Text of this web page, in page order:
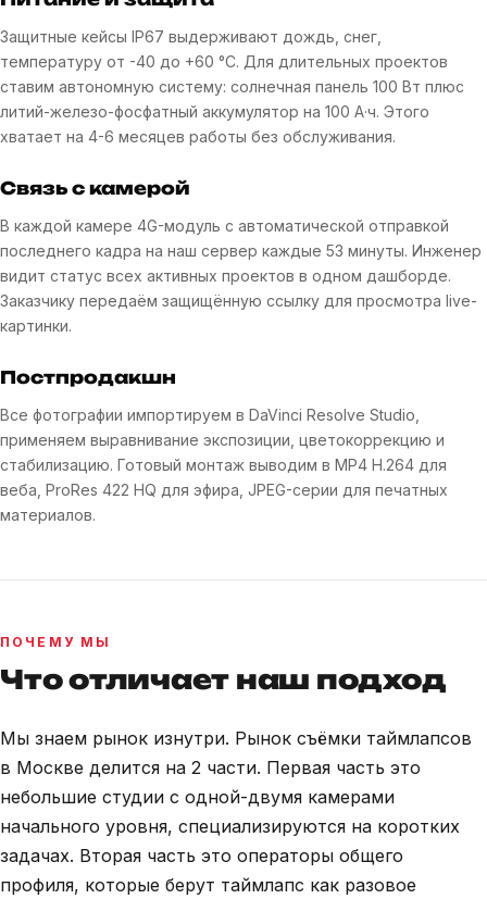
Защитные кейсы IP67 выдерживают дождь, снег,
температуру от -40 до +60 °C. Для длительных проектов
ставим автономную систему: солнечная панель 100 Вт плюс
литий-железо-фосфатный аккумулятор на 100 А·ч. Этого
хватает на 4-6 месяцев работы без обслуживания.
Связь с камерой
В каждой камере 4G-модуль с автоматической отправкой
последнего кадра на наш сервер каждые 53 минуты. Инженер
видит статус всех активных проектов в одном дашборде.
Заказчику передаём защищённую ссылку для просмотра live-
картинки.
Постпродакшн
Все фотографии импортируем в DaVinci Resolve Studio,
применяем выравнивание экспозиции, цветокоррекцию и
стабилизацию. Готовый монтаж выводим в MP4 H.264 для
веба, ProRes 422 HQ для эфира, JPEG-серии для печатных
материалов.
ПОЧЕМУ МЫ
Что отличает наш подход
Мы знаем рынок изнутри. Рынок съёмки таймлапсов
в Москве делится на 2 части. Первая часть это
небольшие студии с одной-двумя камерами
начального уровня, специализируются на коротких
задачах. Вторая часть это операторы общего
профиля, которые берут таймлапс как разовое